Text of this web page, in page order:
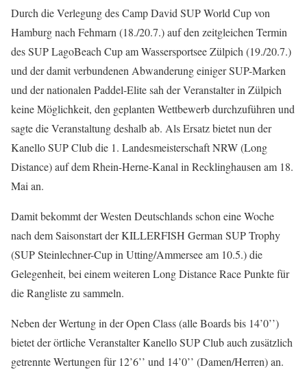
Durch die Verlegung des Camp David SUP World Cup von
Hamburg nach Fehmarn (18./20.7.) auf den zeitgleichen Termin
des SUP LagoBeach Cup am Wassersportsee Zülpich (19./20.7.)
und der damit verbundenen Abwanderung einiger SUP-Marken
und der nationalen Paddel-Elite sah der Veranstalter in Zülpich
keine Möglichkeit, den geplanten Wettbewerb durchzuführen und
sagte die Veranstaltung deshalb ab. Als Ersatz bietet nun der
Kanello SUP Club die 1. Landesmeisterschaft NRW (Long
Distance) auf dem Rhein-Herne-Kanal in Recklinghausen am 18.
Mai an.
Damit bekommt der Westen Deutschlands schon eine Woche
nach dem Saisonstart der KILLERFISH German SUP Trophy
(SUP Steinlechner-Cup in Utting/Ammersee am 10.5.) die
Gelegenheit, bei einem weiteren Long Distance Race Punkte für
die Rangliste zu sammeln.
Neben der Wertung in der Open Class (alle Boards bis 14’0’’)
bietet der örtliche Veranstalter Kanello SUP Club auch zusätzlich
getrennte Wertungen für 12’6’’ und 14’0’’ (Damen/Herren) an.